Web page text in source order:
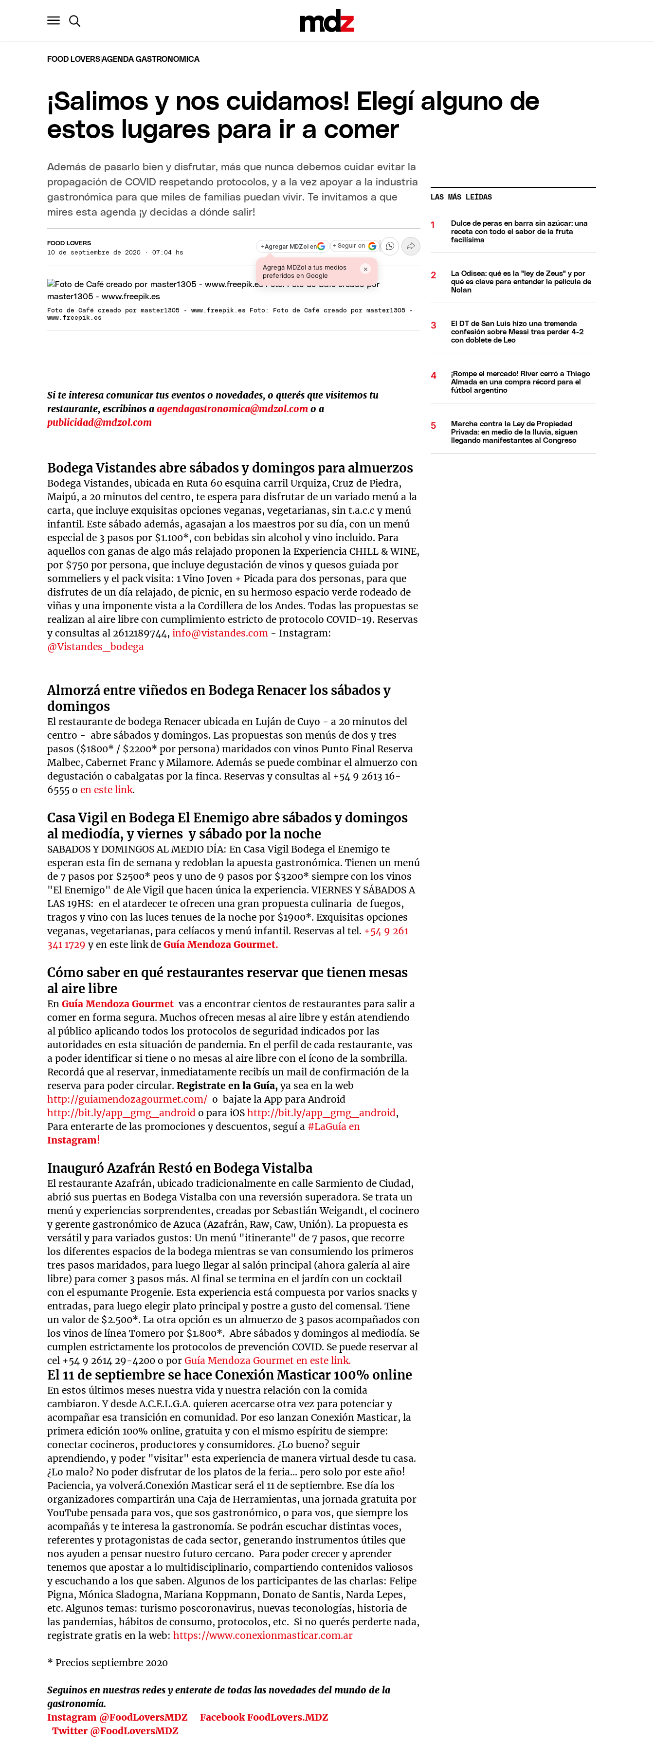
FOOD LOVERS|AGENDA GASTRONOMICA
¡Salimos y nos cuidamos! Elegí alguno de
estos lugares para ir a comer
Además de pasarlo bien y disfrutar, más que nunca debemos cuidar evitar la
propagación de COVID respetando protocolos, y a la vez apoyar a la industria
gastronómica para que miles de familias puedan vivir. Te invitamos a que
mires esta agenda ¡y decidas a dónde salir!
FOOD LOVERS
10 de septiembre de 2020 · 07:04 hs
+Agregar MDZol en
Agregá MDZol a tus medios
preferidos en Google
×
+ Seguir en
Foto de Café creado por master1305 - www.freepik.es Foto: Foto de Café creado por master1305 -
www.freepik.es
Si te interesa comunicar tus eventos o novedades, o querés que visitemos tu
restaurante, escribinos aagendagastronomica@mdzol.com o a
publicidad@mdzol.com
Bodega Vistandes abre sábados y domingos para almuerzos
Bodega Vistandes, ubicada en Ruta 60 esquina carril Urquiza, Cruz de Piedra,
Maipú, a 20 minutos del centro, te espera para disfrutar de un variado menú a la
carta, que incluye exquisitas opciones veganas, vegetarianas, sin t.a.c.c y menú
infantil. Este sábado además, agasajan a los maestros por su día, con un menú
especial de 3 pasos por $1.100*, con bebidas sin alcohol y vino incluido. Para
aquellos con ganas de algo más relajado proponen la Experiencia CHILL & WINE,
por $750 por persona, que incluye degustación de vinos y quesos guiada por
sommeliers y el pack visita: 1 Vino Joven + Picada para dos personas, para que
disfrutes de un día relajado, de picnic, en su hermoso espacio verde rodeado de
viñas y una imponente vista a la Cordillera de los Andes. Todas las propuestas se
realizan al aire libre con cumplimiento estricto de protocolo COVID-19. Reservas
y consultas al 2612189744,info@vistandes.com - Instagram:
@Vistandes_bodega
Almorzá entre viñedos en Bodega Renacer los sábados y
domingos
El restaurante de bodega Renacer ubicada en Luján de Cuyo - a 20 minutos del
centro - abre sábados y domingos. Las propuestas son menús de dos y tres
pasos ($1800* / $2200* por persona) maridados con vinos Punto Final Reserva
Malbec, Cabernet Franc y Milamore. Además se puede combinar el almuerzo con
degustación o cabalgatas por la finca. Reservas y consultas al +54 9 2613 16-
6555 oen este link.
Casa Vigil en Bodega El Enemigo abre sábados y domingos
al mediodía, y viernes y sábado por la noche
SABADOS Y DOMINGOS AL MEDIO DÍA: En Casa Vigil Bodega el Enemigo te
esperan esta fin de semana y redoblan la apuesta gastronómica. Tienen un menú
de 7 pasos por $2500* peos y uno de 9 pasos por $3200* siempre con los vinos
"El Enemigo" de Ale Vigil que hacen única la experiencia. VIERNES Y SÁBADOS A
LAS 19HS: en el atardecer te ofrecen una gran propuesta culinaria de fuegos,
tragos y vino con las luces tenues de la noche por $1900*. Exquisitas opciones
veganas, vegetarianas, para celíacos y menú infantil. Reservas al tel. +54 9 261
341 1729 y en este link deGuía Mendoza Gourmet.
Cómo saber en qué restaurantes reservar que tienen mesas
al aire libre
EnGuía Mendoza Gourmet vas a encontrar cientos de restaurantes para salir a
comer en forma segura. Muchos ofrecen mesas al aire libre y están atendiendo
al público aplicando todos los protocolos de seguridad indicados por las
autoridades en esta situación de pandemia. En el perfil de cada restaurante, vas
a poder identificar si tiene o no mesas al aire libre con el ícono de la sombrilla.
Recordá que al reservar, inmediatamente recibís un mail de confirmación de la
reserva para poder circular.Registrate en la Guía, ya sea en la web
http://guiamendozagourmet.com/ o bajate la App para Android
http://bit.ly/app_gmg_android o para iOShttp://bit.ly/app_gmg_android,
Para enterarte de las promociones y descuentos, seguí a #LaGuía en
Instagram!
Inauguró Azafrán Restó en Bodega Vistalba
El restaurante Azafrán, ubicado tradicionalmente en calle Sarmiento de Ciudad,
abrió sus puertas en Bodega Vistalba con una reversión superadora. Se trata un
menú y experiencias sorprendentes, creadas por Sebastián Weigandt, el cocinero
y gerente gastronómico de Azuca (Azafrán, Raw, Caw, Unión). La propuesta es
versátil y para variados gustos: Un menú "itinerante" de 7 pasos, que recorre
los diferentes espacios de la bodega mientras se van consumiendo los primeros
tres pasos maridados, para luego llegar al salón principal (ahora galería al aire
libre) para comer 3 pasos más. Al final se termina en el jardín con un cocktail
con el espumante Progenie. Esta experiencia está compuesta por varios snacks y
entradas, para luego elegir plato principal y postre a gusto del comensal. Tiene
un valor de $2.500*. La otra opción es un almuerzo de 3 pasos acompañados con
los vinos de línea Tomero por $1.800*. Abre sábados y domingos al mediodía. Se
cumplen estrictamente los protocolos de prevención COVID. Se puede reservar al
cel +54 9 2614 29-4200 o porGuía Mendoza Gourmet en este link.
El 11 de septiembre se hace Conexión Masticar 100% online
En estos últimos meses nuestra vida y nuestra relación con la comida
cambiaron. Y desde A.C.E.L.G.A. quieren acercarse otra vez para potenciar y
acompañar esa transición en comunidad. Por eso lanzan Conexión Masticar, la
primera edición 100% online, gratuita y con el mismo espíritu de siempre:
conectar cocineros, productores y consumidores. ¿Lo bueno? seguir
aprendiendo, y poder "visitar" esta experiencia de manera virtual desde tu casa.
¿Lo malo? No poder disfrutar de los platos de la feria... pero solo por este año!
Paciencia, ya volverá.Conexión Masticar será el 11 de septiembre. Ese día los
organizadores compartirán una Caja de Herramientas, una jornada gratuita por
YouTube pensada para vos, que sos gastronómico, o para vos, que siempre los
acompañás y te interesa la gastronomía. Se podrán escuchar distintas voces,
referentes y protagonistas de cada sector, generando instrumentos útiles que
nos ayuden a pensar nuestro futuro cercano. Para poder crecer y aprender
tenemos que apostar a lo multidisciplinario, compartiendo contenidos valiosos
y escuchando a los que saben. Algunos de los participantes de las charlas: Felipe
Pigna, Mónica Sladogna, Mariana Koppmann, Donato de Santis, Narda Lepes,
etc. Algunos temas: turismo poscoronavirus, nuevas teconologías, historia de
las pandemias, hábitos de consumo, protocolos, etc. Si no querés perderte nada,
registrate gratis en la web:https://www.conexionmasticar.com.ar
* Precios septiembre 2020
Seguinos en nuestras redes y enterate de todas las novedades del mundo de la
gastronomía.
Instagram @FoodLoversMDZ
Facebook FoodLovers.MDZ
Twitter @FoodLoversMDZ
LAS MÁS LEÍDAS
Dulce de peras en barra sin azúcar: una
receta con todo el sabor de la fruta
facilísima
La Odisea: qué es la "ley de Zeus" y por
qué es clave para entender la película de
Nolan
El DT de San Luis hizo una tremenda
confesión sobre Messi tras perder 4-2
con doblete de Leo
¡Rompe el mercado! River cerró a Thiago
Almada en una compra récord para el
fútbol argentino
Marcha contra la Ley de Propiedad
Privada: en medio de la lluvia, siguen
llegando manifestantes al Congreso